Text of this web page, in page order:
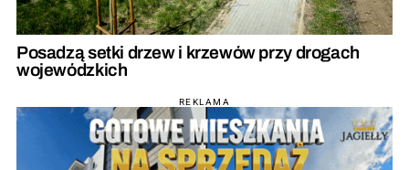
Posadzą setki drzew i krzewów przy drogach
wojewódzkich
REKLAMA